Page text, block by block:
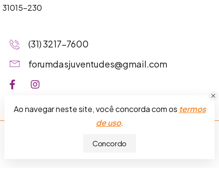
31015-230
(31) 3217-7600
forumdasjuventudes@gmail.com
Ao navegar neste site, você concorda com os termos
de uso.
Concordo